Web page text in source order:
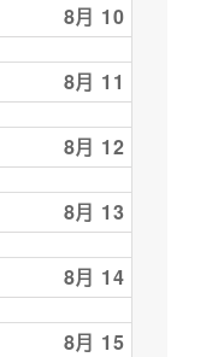
8月 10
8月 11
8月 12
8月 13
8月 14
8月 15